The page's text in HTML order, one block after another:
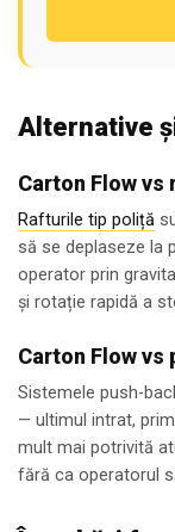
Alternative
Carton Flow
Rafturile tip poliță
să se deplaseze la
operator prin
și rotație rapidă a
Carton Flow vs
Sistemele push-
— ultimul intrat,
mult mai potrivită
fără ca operatorul